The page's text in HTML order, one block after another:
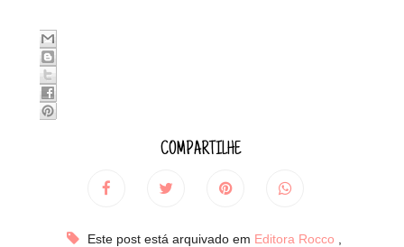
COMPARTILHE
Este post está arquivado em Editora Rocco